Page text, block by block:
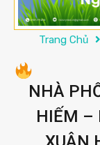
Trang Chủ
NHÀ
HIẾM –